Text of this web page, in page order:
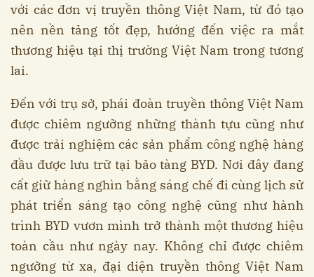
với các đơn vị truyền thông Việt Nam, từ đó tạo
nên nền tảng tốt đẹp, hướng đến việc ra mắt
thương hiệu tại thị trường Việt Nam trong tương
lai.
Đến với trụ sở, phái đoàn truyền thông Việt Nam
được chiêm ngưỡng những thành tựu cũng như
được trải nghiệm các sản phẩm công nghệ hàng
đầu được lưu trữ tại bảo tàng BYD. Nơi đây đang
cất giữ hàng nghìn bằng sáng chế đi cùng lịch sử
phát triển sáng tạo công nghệ cũng như hành
trình BYD vươn mình trở thành một thương hiệu
toàn cầu như ngày nay. Không chỉ được chiêm
ngưỡng từ xa, đại diện truyền thông Việt Nam